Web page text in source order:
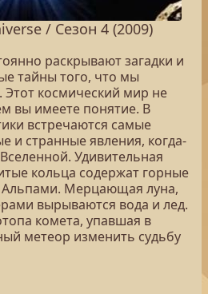
/ Сезон 4 (2009)
раскрывают загадки и
тайны того, что мы
космический мир не
вы имеете понятие. В
встречаются самые
и странные явления, когда-
Удивительная
кольца содержат горные
Мерцающая луна,
вырываются вода и лед.
комета, упавшая в
метеор изменить судьбу